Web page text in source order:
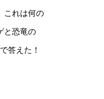
これは何の
と恐竜の
答えた！